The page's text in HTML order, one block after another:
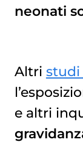
neonati
Altri studi
e altri